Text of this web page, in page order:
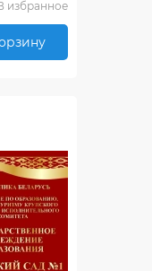
избранное